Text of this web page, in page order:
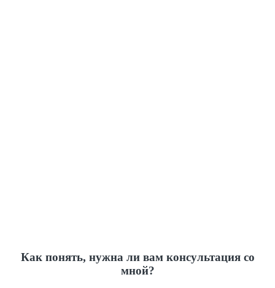
Как понять, нужна ли вам консультация со
мной?